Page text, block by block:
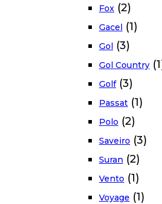
Fox (2)
Gacel (1)
Gol (3)
Gol Country
Golf (3)
Passat (1)
Polo (2)
Saveiro (3)
Suran (2)
Vento (1)
Voyage (1)